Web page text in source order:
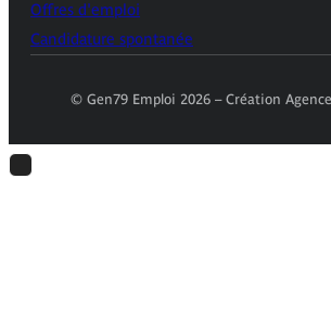
Offres d'emploi
Candidature spontanée
© Gen79 Emploi 2026 – Création